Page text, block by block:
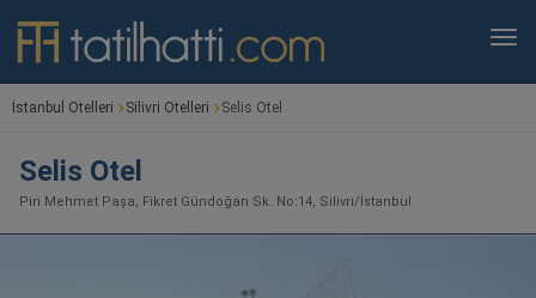
İstanbul Otelleri Silivri Otelleri Selis Otel
Selis Otel
Piri Mehmet Paşa, Fikret Gündoğan Sk. No:14, Silivri/İstanbul